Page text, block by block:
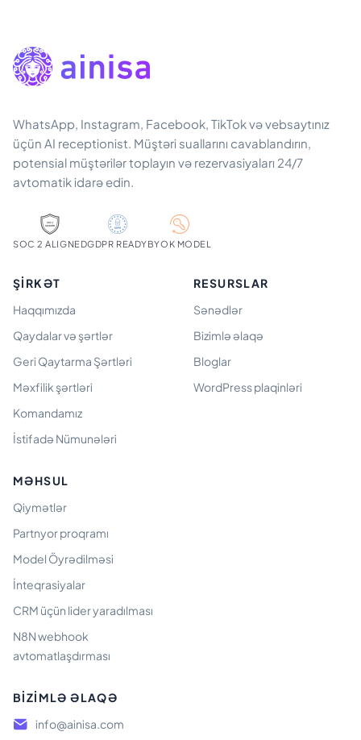
WhatsApp, Instagram, Facebook, TikTok və vebsaytınız
üçün AI receptionist. Müştəri suallarını cavablandırın,
potensial müştərilər toplayın və rezervasiyaları 24/7
avtomatik idarə edin.
SOC 2 ALIGNEDGDPR READYBYOK MODEL
ŞIRKƏT
Haqqımızda
Qaydalar və şərtlər
Geri Qaytarma Şərtləri
Məxfilik şərtləri
Komandamız
İstifadə Nümunələri
RESURSLAR
Sənədlər
Bizimlə əlaqə
Bloglar
WordPress plaqinləri
MƏHSUL
Qiymətlər
Partnyor proqramı
Model Öyrədilməsi
İnteqrasiyalar
CRM üçün lider yaradılması
N8N webhook
avtomatlaşdırması
BIZIMLƏ ƏLAQƏ
info@ainisa.com